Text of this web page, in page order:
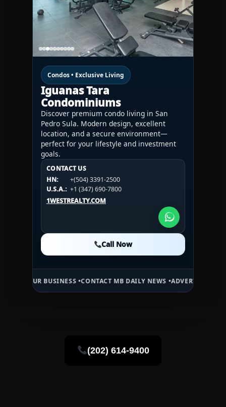
Condos • Exclusive Living
Iguanas Tara
Condominiums
Discover premium condo living in San
Pedro Sula. Modern design, excellent
location, and a secure environment—
perfect for your lifestyle and investment
goals.
CONTACT US
HN:
+(504) 3391-2500
U.S.A.: +1 (347) 690-7800
1WESTREALTY.COM
Call Now
CONTACT US
HN:
+(504) 3391-2500
U.S.A.:
+1 (984) 246-2100
1WESTREALTY.COM
CONTACT US
HN:
+(504) 3391-2500
U.S.A.: +1 (984) 246-2100
1WESTREALTY.COM
Call Now
BUSINESS •CONTACT MB DAILY NEWS •ADVERTISE HERE •
(202) 614-9400